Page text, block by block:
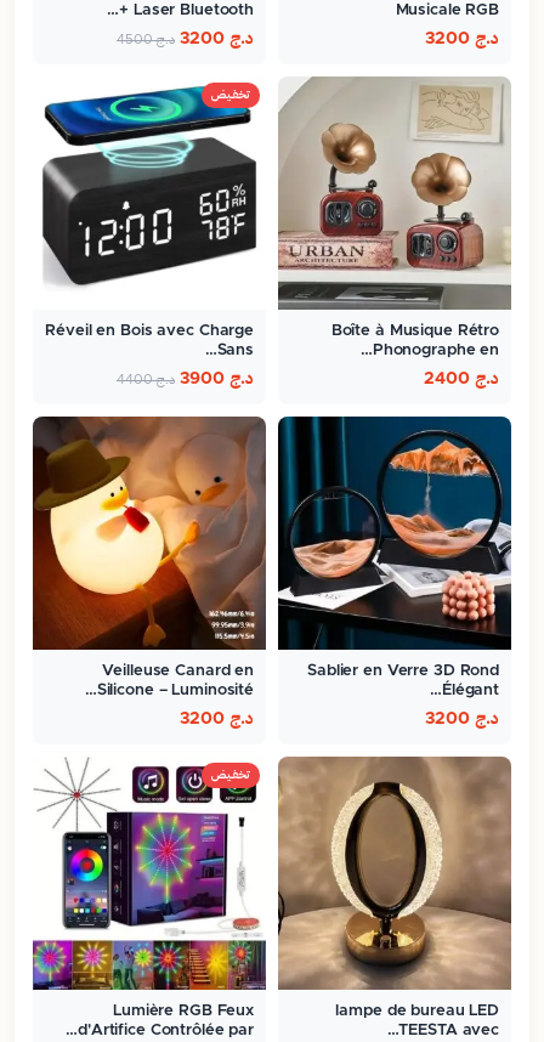
Musicale RGB
د.ج
Laser Bluetooth +…
د.ج د.ج4500
Boîte à Musique Rétro
Phonographe en…
د.ج
تخفيض
Réveil en Bois avec Charge
Sans…
د.ج د.ج4400
Sablier en Verre 3D Rond
Élégant…
د.ج
Veilleuse Canard en
Silicone – Luminosité…
د.ج
lampe de bureau LED
TEESTA avec…
تخفيض
Lumière RGB Feux
d'Artifice Contrôlée par…